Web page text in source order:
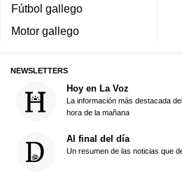
Fútbol gallego
Motor gallego
NEWSLETTERS
Hoy en La Voz
La información más destacada
hora de la mañana
Al final del día
Un resumen de las noticias que